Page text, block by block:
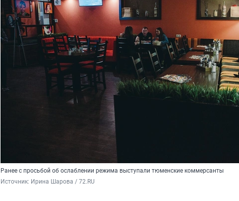
Ранее с просьбой об ослаблении режима выступали тюменские коммерсанты
Источник: Ирина Шарова / 72.RU